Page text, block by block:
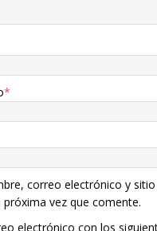
*
correo electrónico y
vez que comente.
electrónico con los